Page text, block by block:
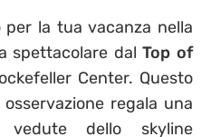
la tua vacanza nella
spettacolare dal Top of
Center. Questo
regala una
dello skyline